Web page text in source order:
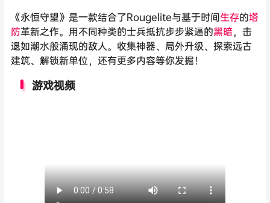
《永恒守望》是一款结合了Rougelite与基于时间生存的塔
防革新之作。用不同种类的士兵抵抗步步紧逼的黑暗，击
退如潮水般涌现的敌人。收集神器、局外升级、探索远古
建筑、解锁新单位，还有更多内容等你发掘！
游戏视频